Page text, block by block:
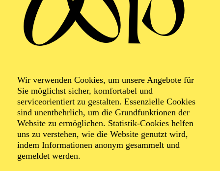
Wir verwenden Cookies, um unsere Angebote für
Sie möglichst sicher, komfortabel und
serviceorientiert zu gestalten. Essenzielle Cookies
sind unentbehrlich, um die Grundfunktionen der
Website zu ermöglichen. Statistik-Cookies helfen
uns zu verstehen, wie die Website genutzt wird,
indem Informationen anonym gesammelt und
gemeldet werden.
04.09.2026
20:00 - 23:00
Alfried Krupp Saal
Veranstalter: Theater-, Konzert- u. Gastspieldirektion OTTO
HOFNER GMBH
TICKETS
55,20 52,70€
Die Veranstaltung ist vom Angebot der TUPcard ausgeschlossen.